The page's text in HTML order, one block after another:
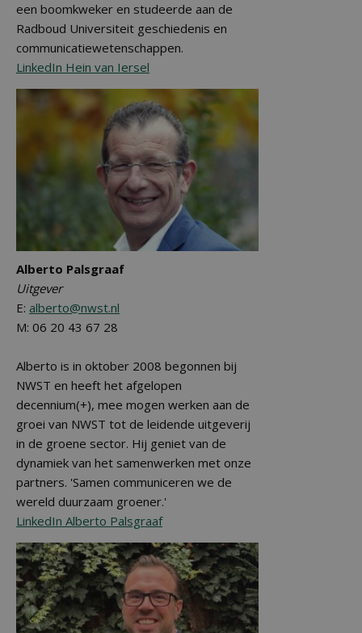
een boomkweker en studeerde aan de
Radboud Universiteit geschiedenis en
communicatiewetenschappen.
LinkedIn Hein van Iersel
Alberto Palsgraaf
Uitgever
E: alberto@nwst.nl
M: 06 20 43 67 28
Alberto is in oktober 2008 begonnen bij
NWST en heeft het afgelopen
decennium(+), mee mogen werken aan de
groei van NWST tot de leidende uitgeverij
in de groene sector. Hij geniet van de
dynamiek van het samenwerken met onze
partners. 'Samen communiceren we de
wereld duurzaam groener.'
LinkedIn Alberto Palsgraaf